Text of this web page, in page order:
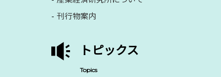
刊行物案内
トピックス
Topics